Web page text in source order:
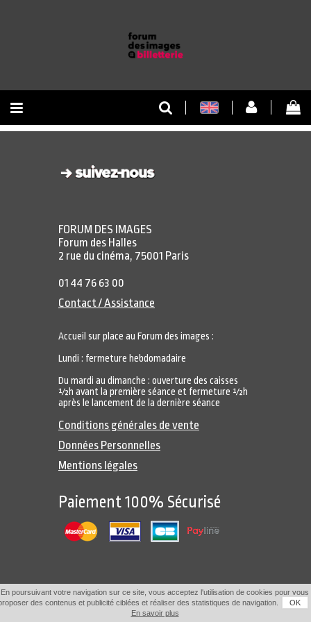
RETOUR À L'ACCUEIL
RETOUR AU SITE
FORUM DES IMAGES
Forum des Halles
2 rue du cinéma, 75001 Paris
01 44 76 63 00
Contact / Assistance
Accueil sur place au Forum des images :
Lundi : fermeture hebdomadaire
Du mardi au dimanche : ouverture des caisses
½h avant la première séance et fermeture ½h
après le lancement de la dernière séance
Conditions générales de vente
Données Personnelles
Mentions légales
Paiement 100% Sécurisé
En poursuivant votre navigation sur ce site, vous acceptez l'utilisation de cookies pour vous
des contenus et publicité ciblées et réaliser des statistiques de navigation.
OK
En savoir plus